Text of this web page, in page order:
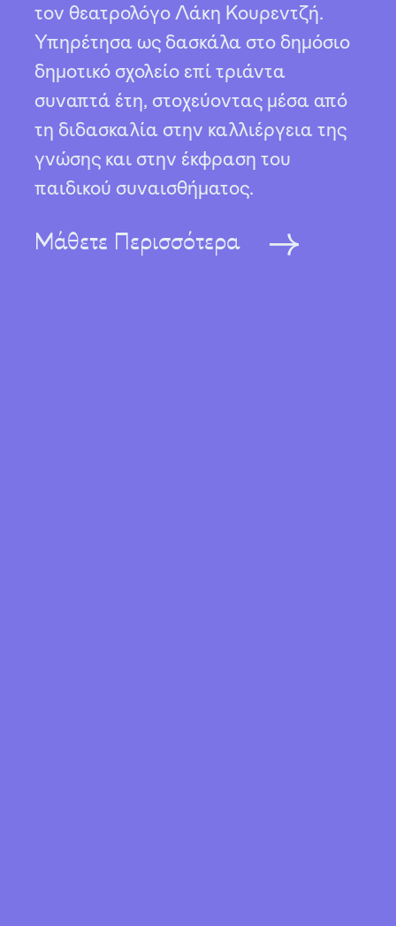
τον θεατρολόγο Λάκη Κουρεντζή.
Υπηρέτησα ως δασκάλα στο δημόσιο
δημοτικό σχολείο επί τριάντα
συναπτά έτη, στοχεύοντας μέσα από
τη διδασκαλία στην καλλιέργεια της
γνώσης και στην έκφραση του
παιδικού συναισθήματος.
Μάθετε Περισσότερα